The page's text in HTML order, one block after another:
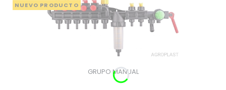
NUEVO PRODUCTO
GRUPO MANUAL